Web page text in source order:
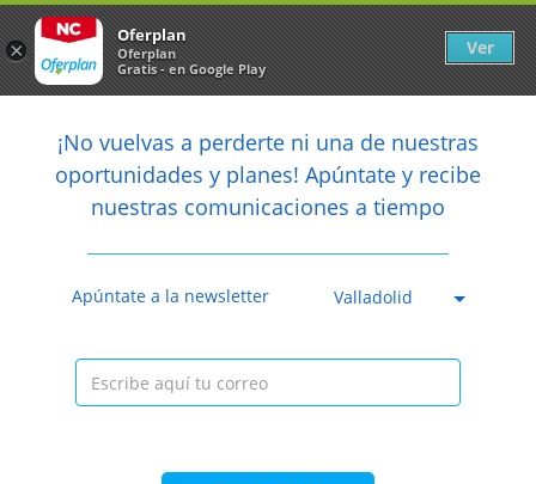

Caducada
Anterior
arrow_back Newsletter
¡No vuelvas a perderte ni una de nuestras
oportunidades y planes! Apúntate y recibe
nuestras comunicaciones a tiempo
Apúntate a la newsletter Valladolid
×
Oferplan
Oferplan
Gratis - en Google Play
Ver